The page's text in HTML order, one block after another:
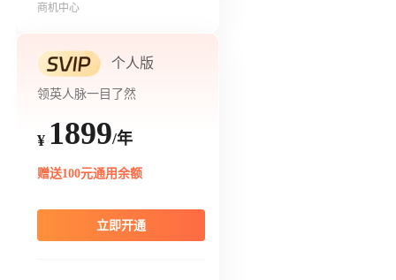
商机中心
个人版
领英人脉一目了然
¥ 1899/年
赠送100元通用余额
立即开通